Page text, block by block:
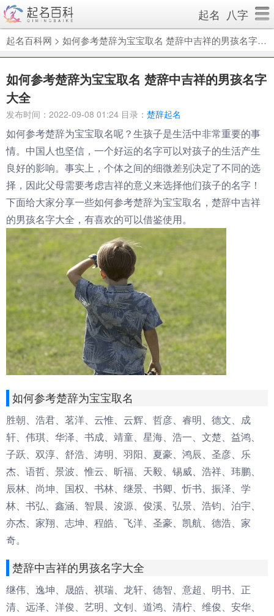
起名 八字
起名百科网 > 如何参考楚辞为宝宝取名 楚辞中吉祥的男孩名字大全
如何参考楚辞为宝宝取名 楚辞中吉祥的男孩名字
大全
发布时间：2022-09-08 01:24 目录： 楚辞起名
如何参考楚辞为宝宝取名呢？生孩子是生活中非常重要的事
情。中国人也坚信，一个好运的名字可以对孩子的生活产生
良好的影响。事实上，个体之间的细微差别决定了不同的选
择，因此父母需要考虑吉祥的意义来选择他们孩子的名字！
下面给大家分享一些如何参考楚辞为宝宝取名，楚辞中吉祥
的男孩名字大全，有喜欢的可以借鉴使用。
如何参考楚辞为宝宝取名
胜朝、浩君、茗洋、云惟、云辉、哲彦、睿明、德文、成
轩、伟琪、华泽、书成、靖童、星海、浩一、文楚、益鸿、
子跃、双淳、舒浩、涛明、羽阳、夏豪、鸿辰、圣彦、乐
杰、语哲、景波、惟云、昕福、天毅、锡威、浩祥、玮鹏、
辰林、尚坤、国权、书林、继景、书卿、忻书、振泽、学
林、书弘、鑫涵、智晨、浚源、俊溪、弘景、浩钧、泊宇、
亦杰、家翔、志坤、程皓、飞洋、圣豪、凯航、德浩、家
奇。
楚辞中吉祥的男孩名字大全
继伟、逸坤、晟皓、祺瑞、龙轩、德智、意超、明书、正
清、远泽、洋俊、艺明、文钊、道鸿、清柠、维俊、安华、